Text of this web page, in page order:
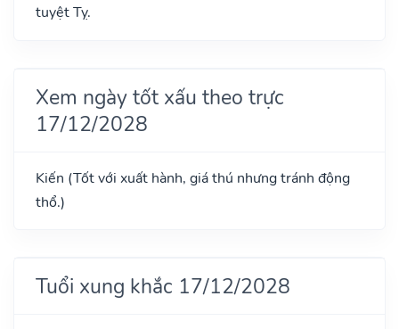
tuyệt Tỵ.
Xem ngày tốt xấu theo trực
17/12/2028
Kiến (Tốt với xuất hành, giá thú nhưng tránh động
thổ.)
Tuổi xung khắc 17/12/2028